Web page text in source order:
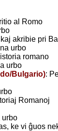
al Romo
akribie pri
urbo
romano
urbo
Bulgario):
Romanoj
urbo
ke vi ĝuos